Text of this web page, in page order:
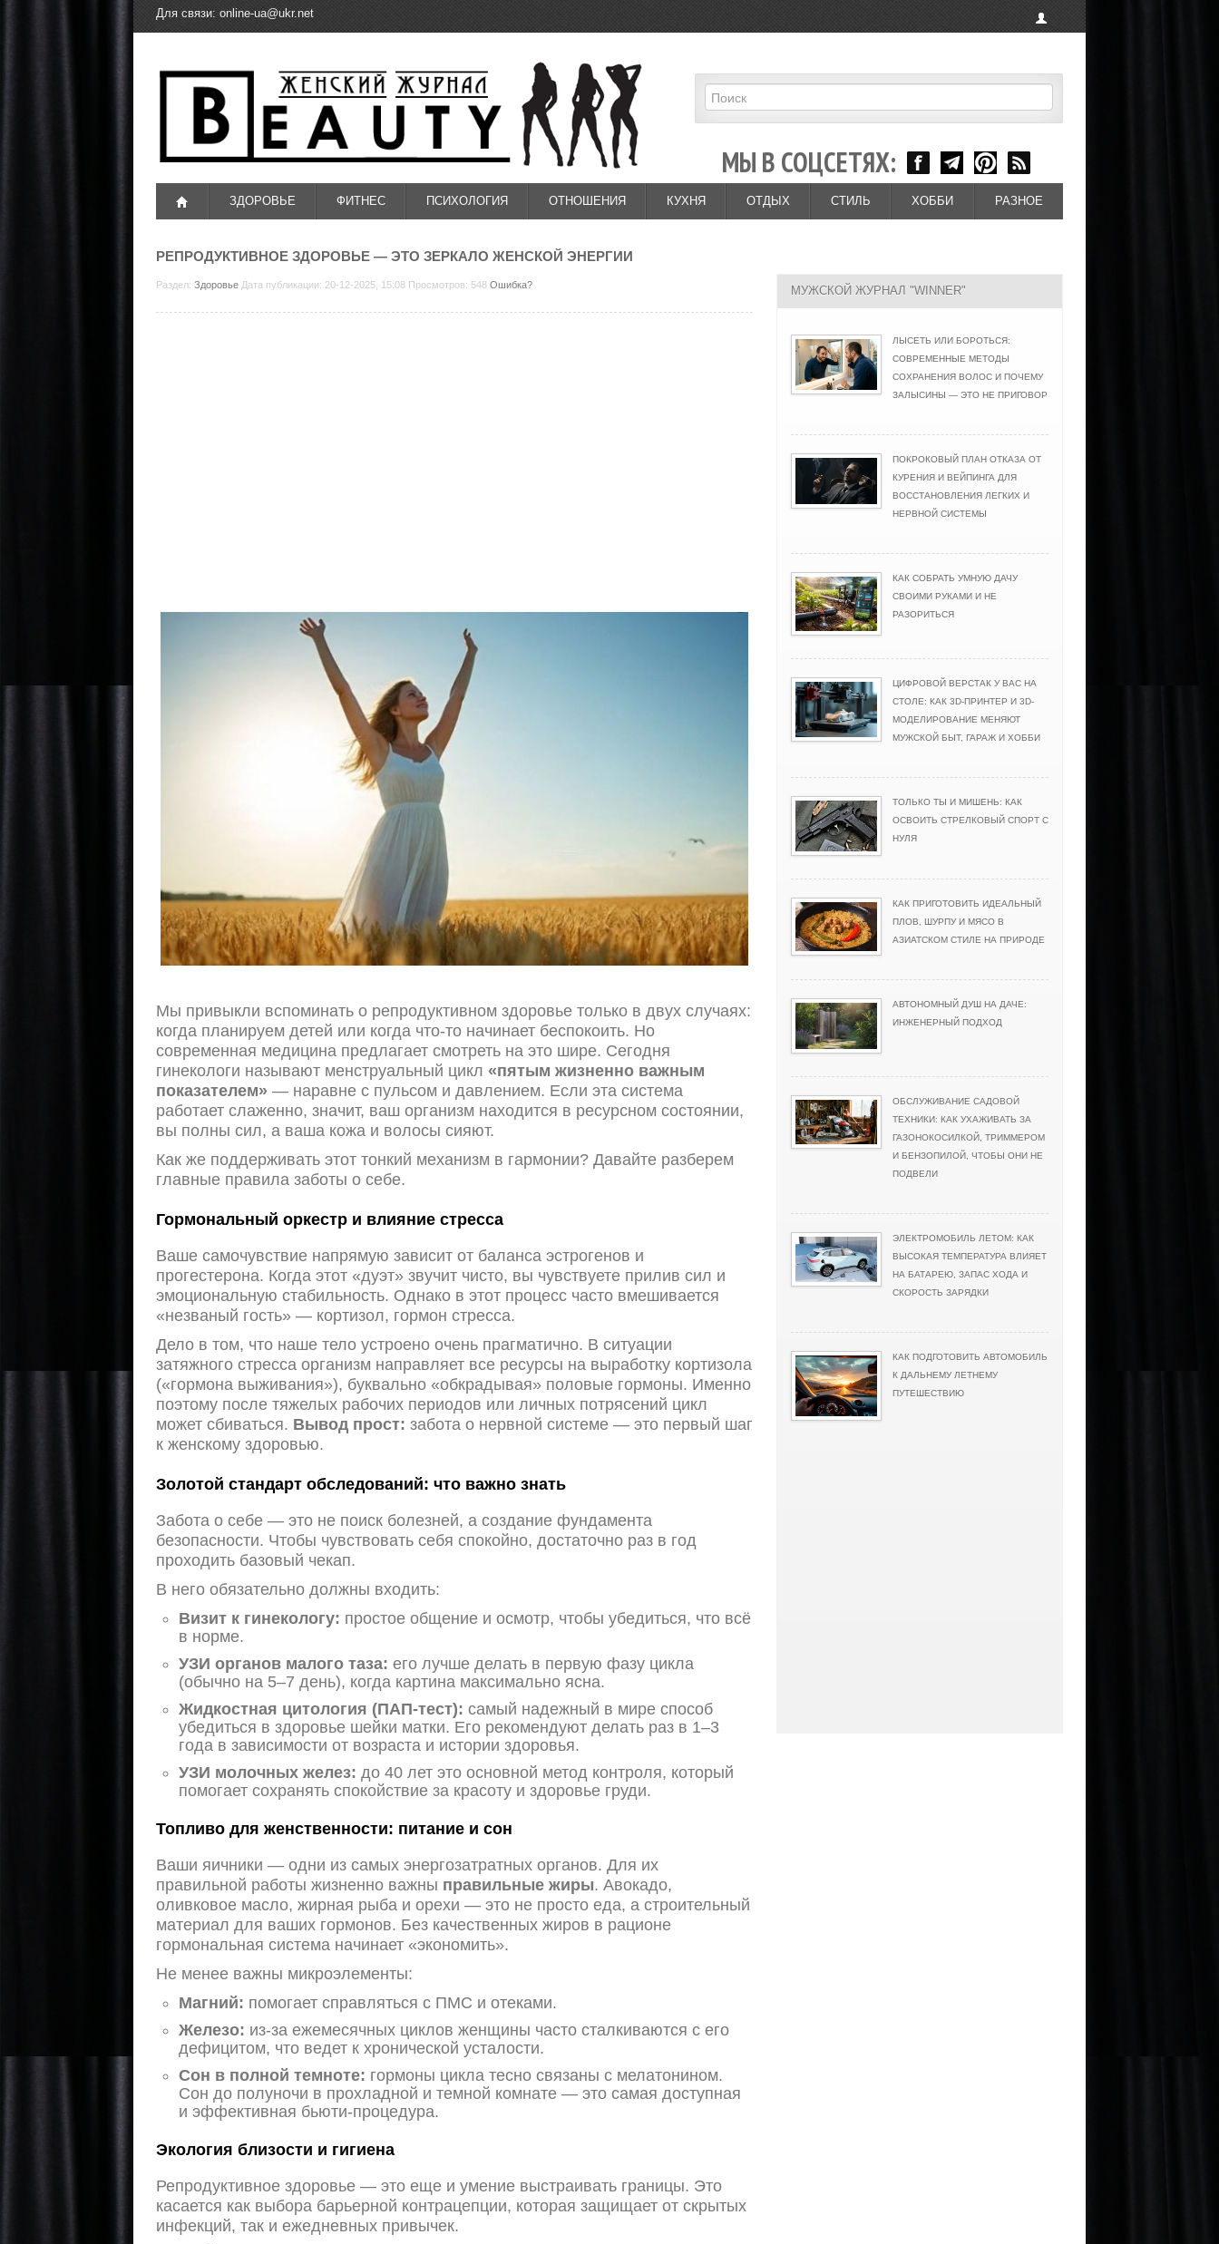
Для связи: online-ua@ukr.net
МЫ В СОЦСЕТЯХ:
ЗДОРОВЬЕ ФИТНЕС ПСИХОЛОГИЯ ОТНОШЕНИЯ КУХНЯ ОТДЫХ СТИЛЬ ХОББИ РАЗНОЕ
РЕПРОДУКТИВНОЕ ЗДОРОВЬЕ — ЭТО ЗЕРКАЛО ЖЕНСКОЙ ЭНЕРГИИ
Раздел: Здоровье Дата публикации: 20-12-2025, 15:08 Просмотров: 548 Ошибка?
Мы привыкли вспоминать о репродуктивном здоровье только в двух случаях:
когда планируем детей или когда что-то начинает беспокоить. Но
современная медицина предлагает смотреть на это шире. Сегодня
гинекологи называют менструальный цикл «пятым жизненно важным
показателем» — наравне с пульсом и давлением. Если эта система
работает слаженно, значит, ваш организм находится в ресурсном состоянии,
вы полны сил, а ваша кожа и волосы сияют.
Как же поддерживать этот тонкий механизм в гармонии? Давайте разберем
главные правила заботы о себе.
Гормональный оркестр и влияние стресса
Ваше самочувствие напрямую зависит от баланса эстрогенов и
прогестерона. Когда этот «дуэт» звучит чисто, вы чувствуете прилив сил и
эмоциональную стабильность. Однако в этот процесс часто вмешивается
«незваный гость» — кортизол, гормон стресса.
Дело в том, что наше тело устроено очень прагматично. В ситуации
затяжного стресса организм направляет все ресурсы на выработку кортизола
(«гормона выживания»), буквально «обкрадывая» половые гормоны. Именно
поэтому после тяжелых рабочих периодов или личных потрясений цикл
может сбиваться. Вывод прост: забота о нервной системе — это первый шаг
к женскому здоровью.
Золотой стандарт обследований: что важно знать
Забота о себе — это не поиск болезней, а создание фундамента
безопасности. Чтобы чувствовать себя спокойно, достаточно раз в год
проходить базовый чекап.
В него обязательно должны входить:
Визит к гинекологу: простое общение и осмотр, чтобы убедиться, что всё
в норме.
УЗИ органов малого таза: его лучше делать в первую фазу цикла
(обычно на 5–7 день), когда картина максимально ясна.
Жидкостная цитология (ПАП-тест): самый надежный в мире способ
убедиться в здоровье шейки матки. Его рекомендуют делать раз в 1–3
года в зависимости от возраста и истории здоровья.
УЗИ молочных желез: до 40 лет это основной метод контроля, который
помогает сохранять спокойствие за красоту и здоровье груди.
Топливо для женственности: питание и сон
Ваши яичники — одни из самых энергозатратных органов. Для их
правильной работы жизненно важны правильные жиры. Авокадо,
оливковое масло, жирная рыба и орехи — это не просто еда, а строительный
материал для ваших гормонов. Без качественных жиров в рационе
гормональная система начинает «экономить».
Не менее важны микроэлементы:
Магний: помогает справляться с ПМС и отеками.
Железо: из-за ежемесячных циклов женщины часто сталкиваются с его
дефицитом, что ведет к хронической усталости.
Сон в полной темноте: гормоны цикла тесно связаны с мелатонином.
Сон до полуночи в прохладной и темной комнате — это самая доступная
и эффективная бьюти-процедура.
Экология близости и гигиена
Репродуктивное здоровье — это еще и умение выстраивать границы. Это
касается как выбора барьерной контрацепции, которая защищает от скрытых
инфекций, так и ежедневных привычек.
МУЖСКОЙ ЖУРНАЛ "WINNER"
ЛЫСЕТЬ ИЛИ БОРОТЬСЯ:
СОВРЕМЕННЫЕ МЕТОДЫ
СОХРАНЕНИЯ ВОЛОС И ПОЧЕМУ
ЗАЛЫСИНЫ — ЭТО НЕ ПРИГОВОР
ПОКРОКОВЫЙ ПЛАН ОТКАЗА ОТ
КУРЕНИЯ И ВЕЙПИНГА ДЛЯ
ВОССТАНОВЛЕНИЯ ЛЕГКИХ И
НЕРВНОЙ СИСТЕМЫ
КАК СОБРАТЬ УМНУЮ ДАЧУ
СВОИМИ РУКАМИ И НЕ
РАЗОРИТЬСЯ
ЦИФРОВОЙ ВЕРСТАК У ВАС НА
СТОЛЕ: КАК 3D-ПРИНТЕР И 3D-
МОДЕЛИРОВАНИЕ МЕНЯЮТ
МУЖСКОЙ БЫТ, ГАРАЖ И ХОББИ
ТОЛЬКО ТЫ И МИШЕНЬ: КАК
ОСВОИТЬ СТРЕЛКОВЫЙ СПОРТ С
НУЛЯ
КАК ПРИГОТОВИТЬ ИДЕАЛЬНЫЙ
ПЛОВ, ШУРПУ И МЯСО В
АЗИАТСКОМ СТИЛЕ НА ПРИРОДЕ
АВТОНОМНЫЙ ДУШ НА ДАЧЕ:
ИНЖЕНЕРНЫЙ ПОДХОД
ОБСЛУЖИВАНИЕ САДОВОЙ
ТЕХНИКИ: КАК УХАЖИВАТЬ ЗА
ГАЗОНОКОСИЛКОЙ, ТРИММЕРОМ
И БЕНЗОПИЛОЙ, ЧТОБЫ ОНИ НЕ
ПОДВЕЛИ
ЭЛЕКТРОМОБИЛЬ ЛЕТОМ: КАК
ВЫСОКАЯ ТЕМПЕРАТУРА ВЛИЯЕТ
НА БАТАРЕЮ, ЗАПАС ХОДА И
СКОРОСТЬ ЗАРЯДКИ
КАК ПОДГОТОВИТЬ АВТОМОБИЛЬ
К ДАЛЬНЕМУ ЛЕТНЕМУ
ПУТЕШЕСТВИЮ